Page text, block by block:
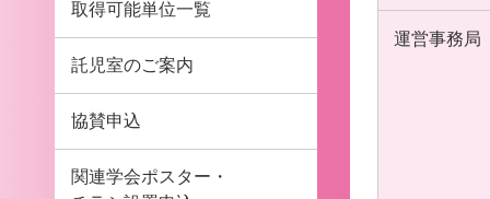
取得可能単位一覧
託児室のご案内
協賛申込
関連学会ポスター・
運営事務局